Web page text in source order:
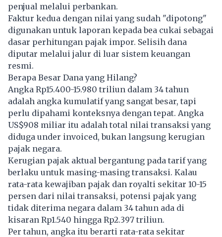
penjual melalui perbankan.
Faktur kedua dengan nilai yang sudah "dipotong"
digunakan untuk laporan kepada bea cukai sebagai
dasar perhitungan pajak impor. Selisih dana
diputar melalui jalur di luar sistem keuangan
resmi.
Berapa Besar Dana yang Hilang?
Angka Rp15.400-15.980 triliun dalam 34 tahun
adalah angka kumulatif yang sangat besar, tapi
perlu dipahami konteksnya dengan tepat. Angka
US$908 miliar itu adalah total nilai transaksi yang
diduga under invoiced, bukan langsung kerugian
pajak negara.
Kerugian pajak aktual bergantung pada tarif yang
berlaku untuk masing-masing transaksi. Kalau
rata-rata kewajiban pajak dan royalti sekitar 10-15
persen dari nilai transaksi, potensi pajak yang
tidak diterima negara dalam 34 tahun ada di
kisaran Rp1.540 hingga Rp2.397 triliun.
Per tahun, angka itu berarti rata-rata sekitar